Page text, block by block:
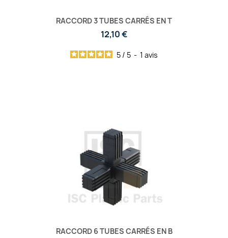
RACCORD 3 TUBES CARRÉS EN T
12,10 €
5 / 5 - 1 avis
RACCORD 6 TUBES CARRÉS EN B